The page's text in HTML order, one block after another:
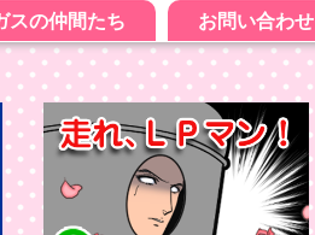
スの仲間たち お問い合わせ